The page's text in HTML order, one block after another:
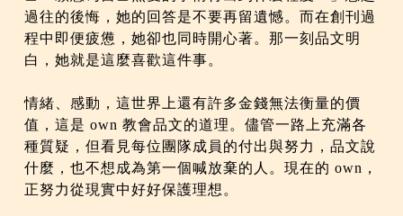
過往的後悔，她的回答是不要再留遺憾。而在創刊過
程中即便疲憊，她卻也同時開心著。那一刻品文明
白，她就是這麼喜歡這件事。
情緒、感動，這世界上還有許多金錢無法衡量的價
值，這是 own 教會品文的道理。儘管一路上充滿各
種質疑，但看見每位團隊成員的付出與努力，品文說
什麼，也不想成為第一個喊放棄的人。現在的 own，
正努力從現實中好好保護理想。